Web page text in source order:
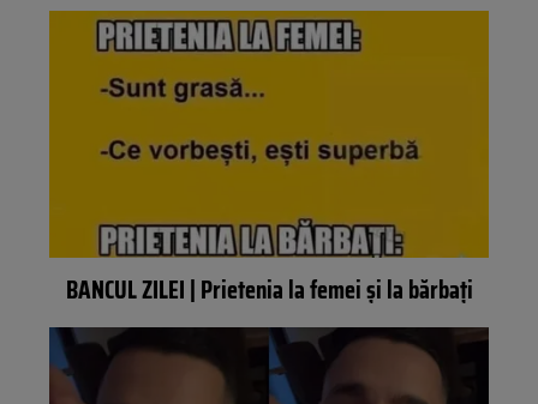
BANCUL ZILEI | Prietenia la femei și la bărbați